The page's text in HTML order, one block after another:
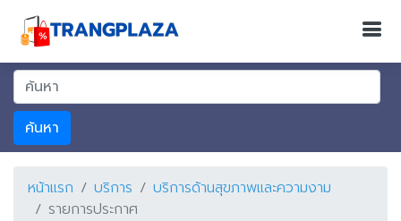
ค้นหา
หน้าแรก บริการ
บริการด้านสุขภาพและความงาม
รายการประกาศ